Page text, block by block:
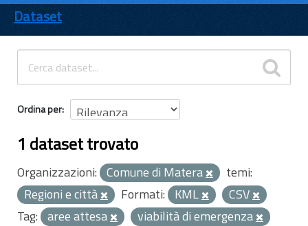
ENTI
TEMI
INFORMAZIONI
Dataset
Ordina per
1 dataset trovato
Organizzazioni: Comune di Matera
temi:
Regioni e città
Formati: KML
CSV
Tag: aree attesa viabilità di emergenza